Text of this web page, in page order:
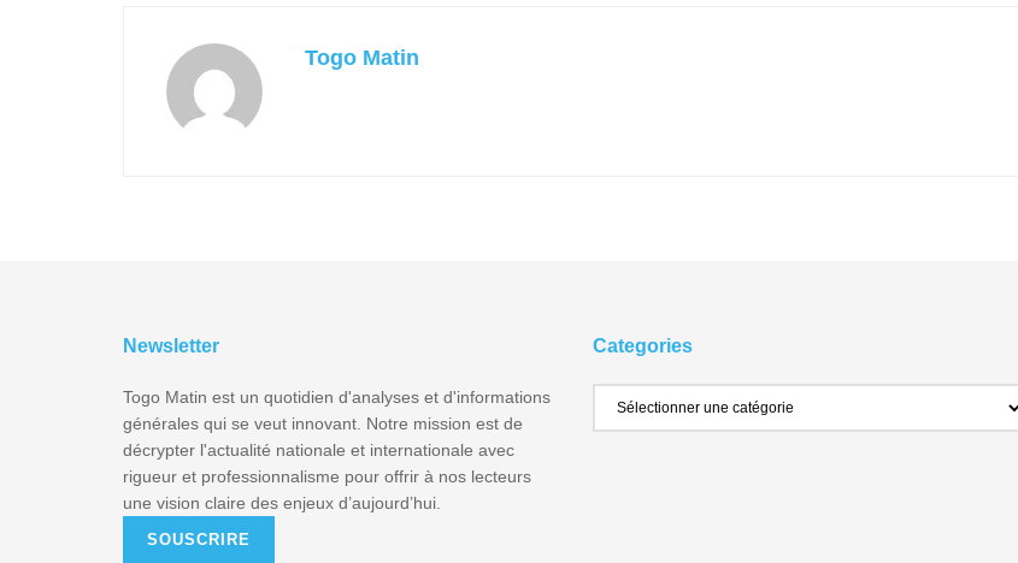
Togo Matin
Newsletter
Togo Matin est un quotidien d'analyses et d'informations
générales qui se veut innovant. Notre mission est de
décrypter l'actualité nationale et internationale avec
rigueur et professionnalisme pour offrir à nos lecteurs
une vision claire des enjeux d’aujourd’hui.
SOUSCRIRE
Categories